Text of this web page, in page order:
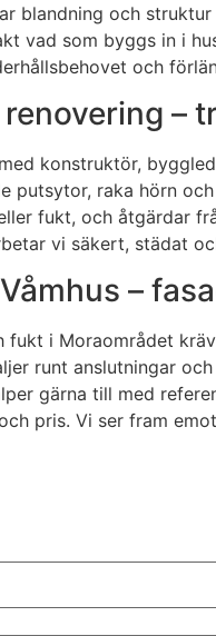
blandning och
vad som byggs in i
och
–
konstruktör,
putsytor, raka hörn
fukt, och åtgärdar
vi säkert, städat
–
fukt i Moraområdet
runt anslutningar
gärna till med
pris. Vi ser fram